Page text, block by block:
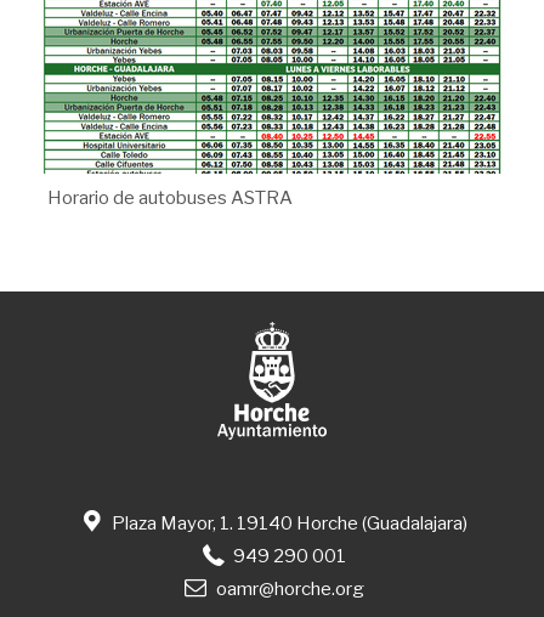
Horario de autobuses ASTRA
Plaza Mayor, 1. 19140 Horche (Guadalajara)
949 290 001
oamr@horche.org